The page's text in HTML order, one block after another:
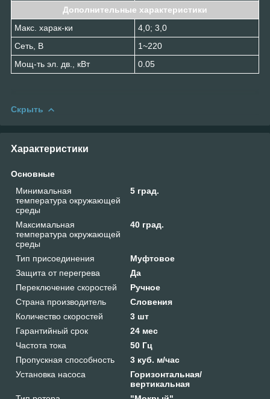
Дополнительные характеристики
Макс. харак-ки
4,0; 3,0
Сеть, В
1~220
Мощ-ть эл. дв., кВт
0.05
Скрыть
Характеристики
Основные
Минимальная
температура окружающей
среды
5 град.
Максимальная
температура окружающей
среды
40 град.
Тип присоединения
Муфтовое
Защита от перегрева
Да
Переключение скоростей
Ручное
Страна производитель
Словения
Количество скоростей
3 шт
Гарантийный срок
24 мес
Частота тока
50 Гц
Пропускная способность
3 куб. м/час
Установка насоса
Горизонтальная/
вертикальная